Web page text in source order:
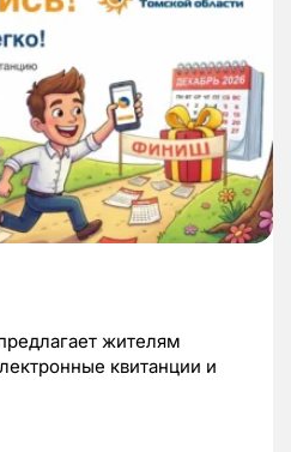
жителям
квитанции и